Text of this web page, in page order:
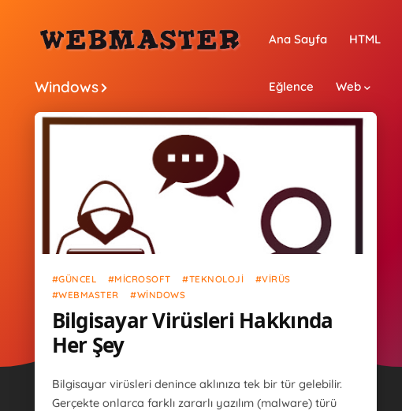
Ana Sayfa HTML
Eğlence Web
Windows
GÜNCEL MICROSOFT TEKNOLOJI
VIRÜS
WEBMASTER
WINDOWS
Bilgisayar Virüsleri Hakkında
Her Şey
Bilgisayar virüsleri denince aklınıza tek bir tür gelebilir.
Gerçekte onlarca farklı zararlı yazılım (malware) türü